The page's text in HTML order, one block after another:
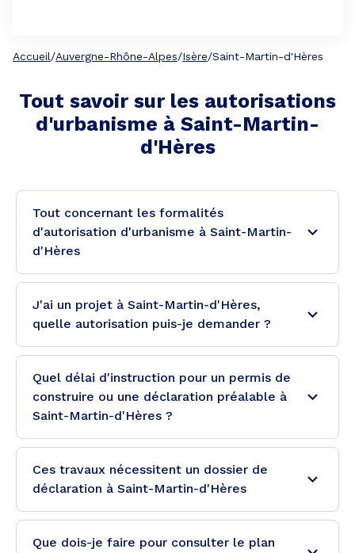
Accueil/Auvergne-Rhône-Alpes/Isère/Saint-Martin-d'Hères
Tout savoir sur les autorisations
d'urbanisme à Saint-Martin-
d'Hères
Tout concernant les formalités
d'autorisation d'urbanisme à Saint-Martin-
d'Hères
J'ai un projet à Saint-Martin-d'Hères,
quelle autorisation puis-je demander ?
Quel délai d'instruction pour un permis de
construire ou une déclaration préalable à
Saint-Martin-d'Hères ?
Ces travaux nécessitent un dossier de
déclaration à Saint-Martin-d'Hères
Que dois-je faire pour consulter le plan